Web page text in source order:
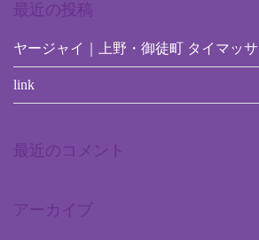
最近の投稿
ヤージャイ｜上野・御徒町 タイマッ
link
最近のコメント
アーカイブ